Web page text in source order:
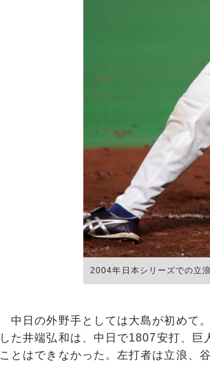
2004年日本シリーズでの
中日の外野手としては大島が初めて
した井端弘和は、中日で1807安打、
ことはできなかった。左打者は立浪、